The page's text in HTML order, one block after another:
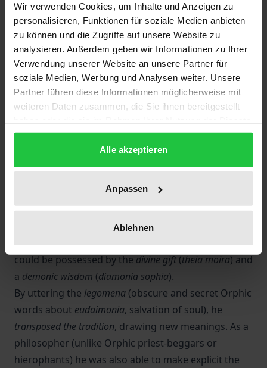
Wir verwenden Cookies, um Inhalte und Anzeigen zu
personalisieren, Funktionen für soziale Medien anbieten
zu können und die Zugriffe auf unsere Website zu
analysieren. Außerdem geben wir Informationen zu Ihrer
Verwendung unserer Website an unsere Partner für
soziale Medien, Werbung und Analysen weiter. Unsere
Partner führen diese Informationen möglicherweise mit
weiteren Daten zusammen, die Sie ihnen bereitgestellt
gesammelt haben.
Alle akzeptieren
Anpassen
Ablehnen
describes Socrates' midwifery as shrouded in
mystery. In doing so, Plato moves decidedly closer to
the previous, 'rather esoteric' depiction of Socrates
established by Aristophanes.
Basing itself on both the study of the oft neglected
correspondences between the two depictions, as
well as the examination of the 'oral structures'
The second aim is to propose an unprecedented
attempt to reconstruct the 'Socratic Mysteries':
during the discussions with his disciples, Socrates
could be possessed by the divine gift(theia moira) and
a demonic wisdom (diamonia sophia).
By uttering the legomena (obscure and secret Orphic
words about eudaimonia, salvation of soul), he
transposed the tradition, drawing new meanings. As a
philosopher (unlike Orphic priest-beggars or
hierophants) he was also able to make explicit the